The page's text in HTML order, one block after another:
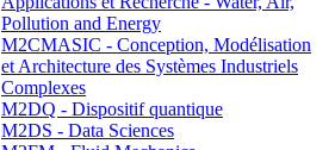
Pollution and Energy
M2CMASIC - Conception, Modélisation
et Architecture des Systèmes Industriels
Complexes
M2DQ - Dispositif quantique
M2DS - Data Sciences